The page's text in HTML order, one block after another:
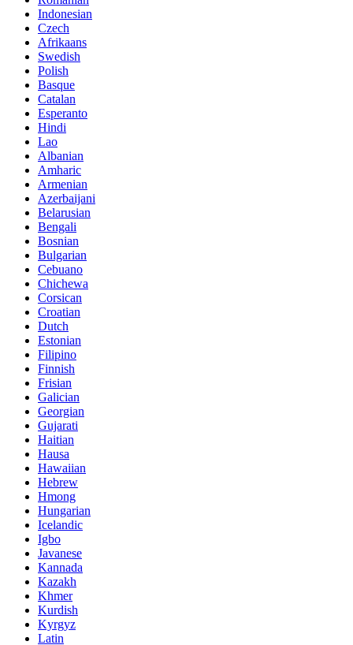
Indonesian
Czech
Afrikaans
Swedish
Polish
Basque
Catalan
Esperanto
Hindi
Lao
Albanian
Amharic
Armenian
Azerbaijani
Belarusian
Bengali
Bosnian
Bulgarian
Cebuano
Chichewa
Corsican
Croatian
Dutch
Estonian
Filipino
Finnish
Frisian
Galician
Georgian
Gujarati
Haitian
Hausa
Hawaiian
Hebrew
Hmong
Hungarian
Icelandic
Igbo
Javanese
Kannada
Kazakh
Khmer
Kurdish
Kyrgyz
Latin